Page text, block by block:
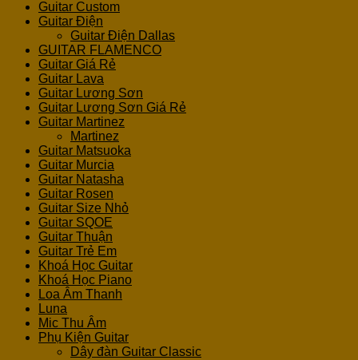
Guitar Custom
Guitar Điện
Guitar Điện Dallas
GUITAR FLAMENCO
Guitar Giá Rẻ
Guitar Lava
Guitar Lương Sơn
Guitar Lương Sơn Giá Rẻ
Guitar Martinez
Martinez
Guitar Matsuoka
Guitar Murcia
Guitar Natasha
Guitar Rosen
Guitar Size Nhỏ
Guitar SQOE
Guitar Thuận
Guitar Trẻ Em
Khoá Học Guitar
Khoá Học Piano
Loa Âm Thanh
Luna
Mic Thu Âm
Phụ Kiện Guitar
Dây đàn Guitar Classic